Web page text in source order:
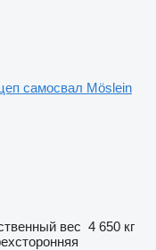
самосвал Möslein
вес 4 650 кг